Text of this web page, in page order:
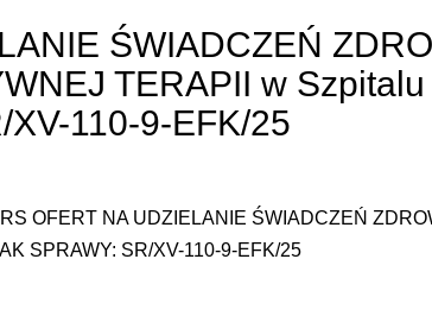
ŚWIADCZEŃ
TERAPII w
110-9-EFK/25
OFERT NA UDZIELANIE ŚWIADCZEŃ
SPRAWY: SR/XV-110-9-EFK/25